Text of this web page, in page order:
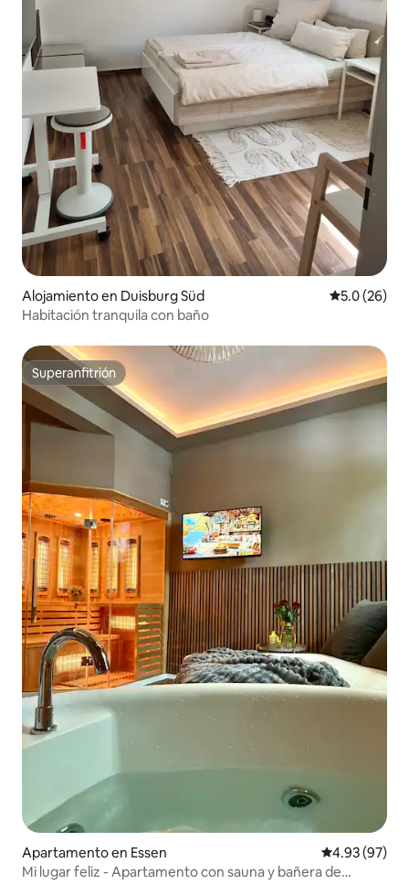
Alojamiento en Duisburg Süd Calificación
5.0 (26)
Habitación tranquila con baño
Superanfitrión
Superanfitrión
Apartamento en Essen Calificación
4.93 (97)
Mi lugar feliz - Apartamento con sauna y bañera de